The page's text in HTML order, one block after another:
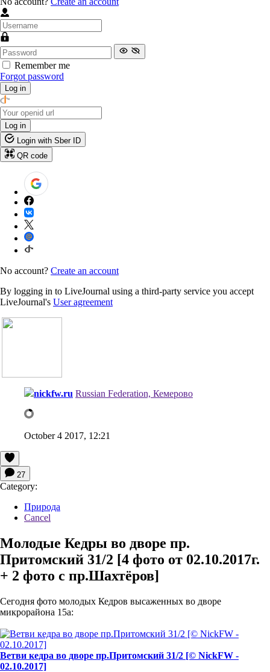
Remember me
Forgot password
Log in
Log in
Login with Sber ID
QR code
No account? Create an account
By logging in to LiveJournal using a third-party service you accept
LiveJournal's User agreement
nickfw.ru Russian Federation, Кемерово
October 4 2017, 12:21
27
Category:
Природа
Cancel
Молодые Кедры во дворе пр.
Притомский 31/2 [4 фото от 02.10.2017г.
+ 2 фото с пр.Шахтёров]
Сегодня фото молодых Кедров высаженных во дворе
микрорайона 15а:
Ветви кедра во дворе пр.Притомский 31/2 [© NickFW -
02.10.2017]